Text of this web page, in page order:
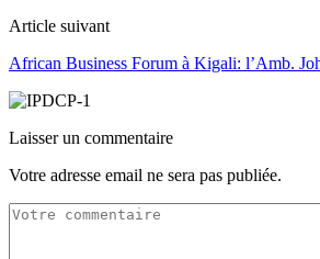
Article suivant
African Business Forum à Kigali: l’Amb.
Laisser un commentaire
Votre adresse email ne sera pas publiée.